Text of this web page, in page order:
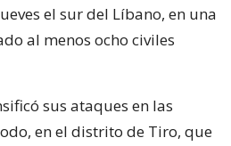
el sur del Líbano, en una
al menos ocho civiles
sus ataques en las
en el distrito de Tiro, que